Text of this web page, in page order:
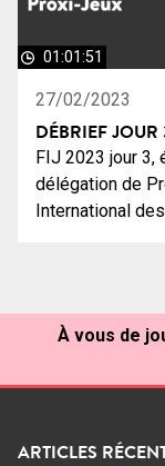
01:01:51
27/02/2023
DÉBRIEF
FIJ 2023 jour 3,
délégation de
International
À vous de
ARTICLES